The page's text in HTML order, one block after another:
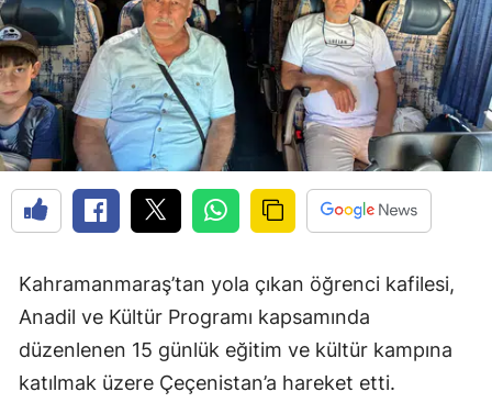
Kahramanmaraş’tan yola çıkan öğrenci kafilesi,
Anadil ve Kültür Programı kapsamında
düzenlenen 15 günlük eğitim ve kültür kampına
katılmak üzere Çeçenistan’a hareket etti.